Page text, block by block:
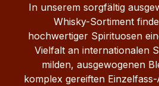
1521 34 Ave SE AB T2G
KanadaImporteur: HEB
GmbH & Co. KG Eppenser
Bad Bevensen
In unserem sorgfältig
Whisky-Sortiment
hochwertiger Spirituosen
Vielfalt an internationalen
milden, ausgewogenen
komplex gereiften